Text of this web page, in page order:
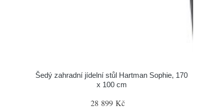
Šedý zahradní jídelní stůl Hartman Sophie, 170
x 100 cm
28 899 Kč